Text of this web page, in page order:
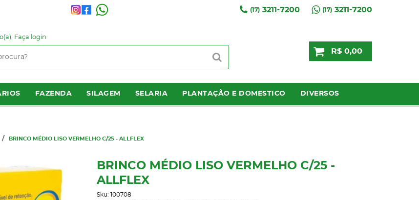
(17)3211-7200 (17)3211-7200
Faça login
R$ 0,00
FAZENDA SILAGEM SELARIA PLANTAÇÃO E DOMESTICO DIVERSOS
BRINCO MÉDIO LISO VERMELHO C/25 - ALLFLEX
BRINCO MÉDIO LISO VERMELHO C/25 -
ALLFLEX
Sku: 100708